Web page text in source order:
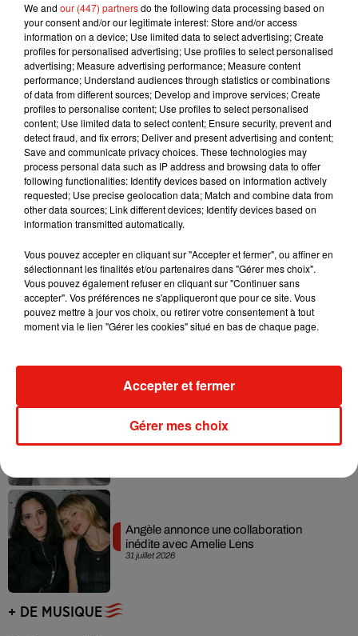
5 août 2026
Becky G sur son nouveau single
4 août 2026
Tiny Desk invite Charlie Puth pour une
live session solaire
Ariana Grande prendra une pause après
sa tournée mondiale
Grand Corps Malade emmène Styleto
en road-trip dans son nouveau clip
31 juillet 2026
Ariana Grande se libère dans son nouvel
31 juillet 2026
Angèle annonce une collaboration
inédite avec Amelie Lens
+ DE MUSIQUE
We and our (447) partnersdo the following data processing based on
your consent and/or our legitimate interest: Store and/or access
information on a device; Use limited data to select advertising; Create
profiles for personalised advertising; Use profiles to select personalised
advertising; Measure advertising performance; Measure content
performance; Understand audiences through statistics or combinations
of data from different sources; Develop and improve services; Create
profiles to personalise content; Use profiles to select personalised
content; Use limited data to select content; Ensure security, prevent and
detect fraud, and fix errors; Deliver and present advertising and content;
Save and communicate privacy choices. These technologies may
process personal data such as IP address and browsing data to offer
following functionalities: Identify devices based on information actively
requested; Use precise geolocation data; Match and combine data from
other data sources; Link different devices; Identify devices based on
information transmitted automatically.
Vous pouvez accepter en cliquant sur "Accepter et fermer", ou affiner en
sélectionnant les finalités et/ou partenaires dans "Gérer mes choix".
Vous pouvez également refuser en cliquant sur "Continuer sans
accepter". Vos préférences ne s'appliqueront que pour ce site. Vous
pouvez mettre à jour vos choix, ou retirer votre consentement à tout
moment via le lien "Gérer les cookies" situé en bas de chaque page.
Gérer mes choix
Accepter et fermer